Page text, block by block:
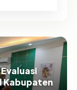
Kabupaten